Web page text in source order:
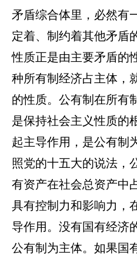
矛盾综合体里，必然有
定着、制约着其他矛盾
性质正是由主要矛盾的
种所有制经济占主体，
的性质。公有制在所有
是保持社会主义性质的
起主导作用，是公有制
照党的十五大的说法，
有资产在社会总资产中
具有控制力和影响力，
导作用。没有国有经济
公有制为主体。如果国